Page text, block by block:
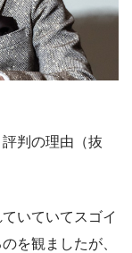
判の理由（抜
いていてスゴイ
を観ましたが、